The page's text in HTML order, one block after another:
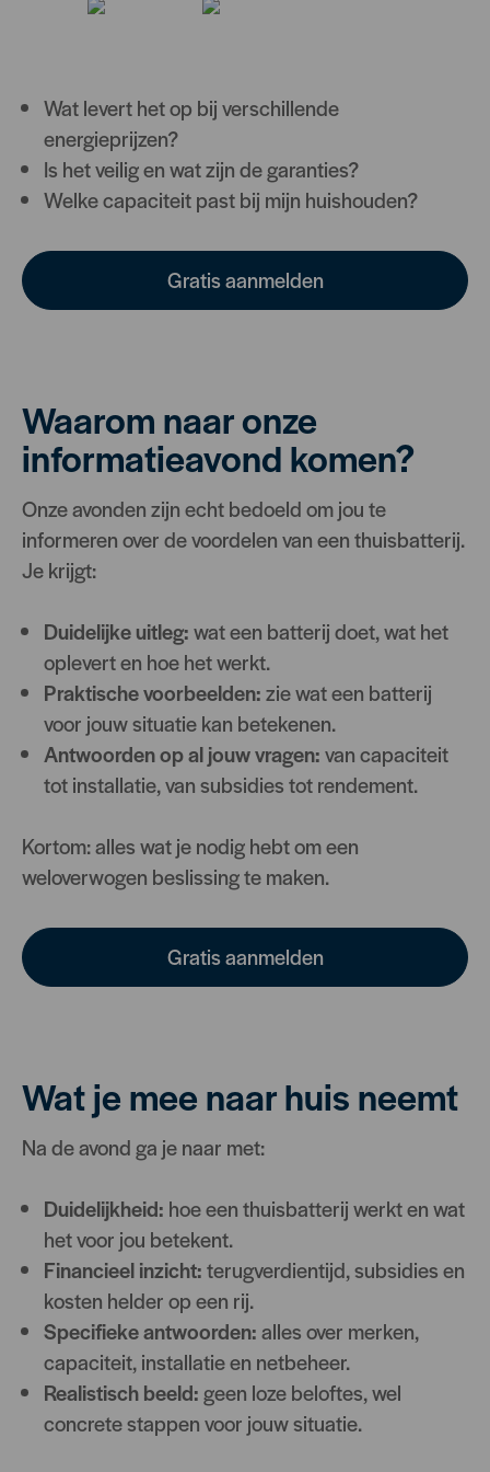
Hoeveel kost het echt, inclusief installatie?
Wat levert het op bij verschillende
energieprijzen?
Is het veilig en wat zijn de garanties?
Welke capaciteit past bij mijn huishouden?
Gratis aanmelden
Waarom naar onze
informatieavond komen?
Onze avonden zijn echt bedoeld om jou te
informeren over de voordelen van een thuisbatterij.
Je krijgt:
Duidelijke uitleg:wat een batterij doet, wat het
oplevert en hoe het werkt.
Praktische voorbeelden:zie wat een batterij
voor jouw situatie kan betekenen.
Antwoorden op al jouw vragen:van capaciteit
tot installatie, van subsidies tot rendement.
Kortom: alles wat je nodig hebt om een
weloverwogen beslissing te maken.
Gratis aanmelden
Wat je mee naar huis neemt
Na de avond ga je naar met:
Duidelijkheid: hoe een thuisbatterij werkt en wat
het voor jou betekent.
Financieel inzicht:terugverdientijd, subsidies en
kosten helder op een rij.
Specifieke antwoorden:alles over merken,
capaciteit, installatie en netbeheer.
Realistisch beeld:geen loze beloftes, wel
concrete stappen voor jouw situatie.